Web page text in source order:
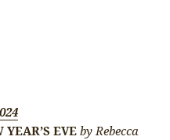
YEAR’S EVEby Rebecca